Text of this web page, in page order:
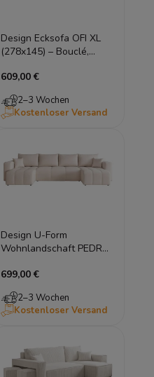
Design Ecksofa OFI XL
(278x145) – Bouclé,
montierbar
609,00 €
2–3 Wochen
Kostenloser Versand
Design U-Form
Wohnlandschaft PEDRO
Schlaffunktion – Samt
Manila
699,00 €
2–3 Wochen
Kostenloser Versand